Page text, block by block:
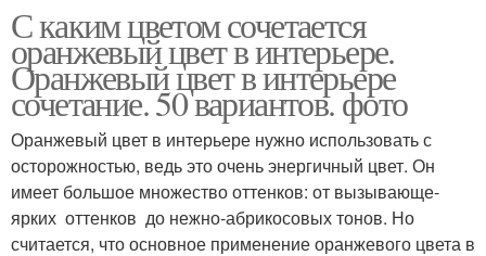
С каким цветом сочетается
оранжевый цвет в интерьере.
Оранжевый цвет в интерьере
сочетание. 50 вариантов. фото
Оранжевый цвет в интерьере нужно использовать с
осторожностью, ведь это очень энергичный цвет. Он
имеет большое множество оттенков: от вызывающе-
ярких оттенков до нежно-абрикосовых тонов. Но
считается, что основное применение оранжевого цвета в